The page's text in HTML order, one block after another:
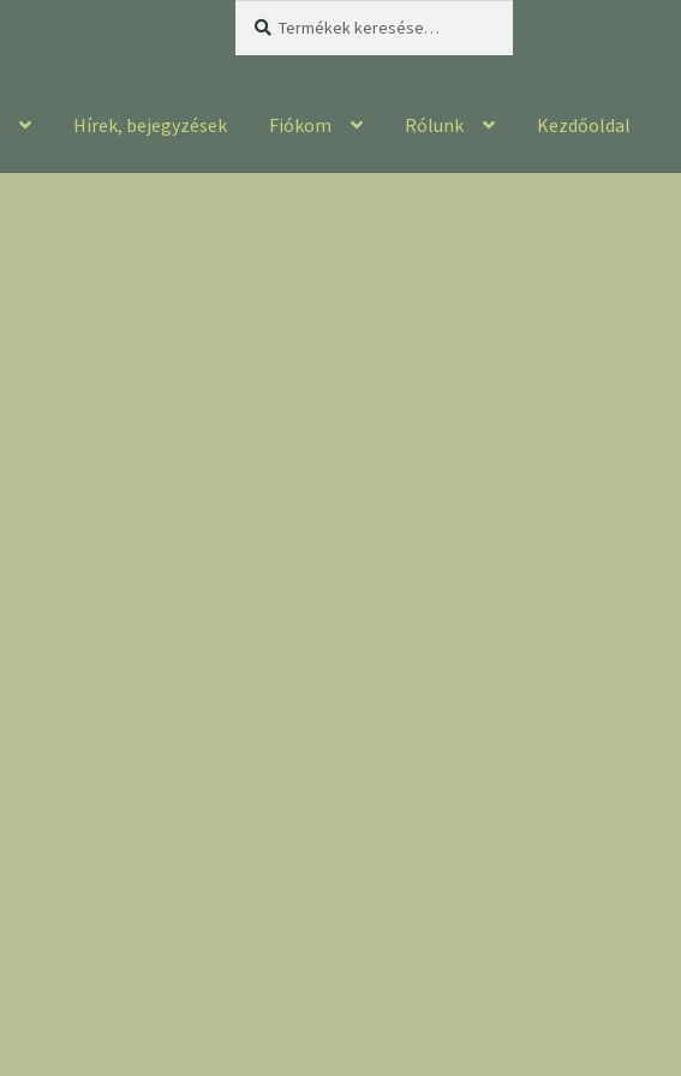
Hírek, bejegyzések Fiókom Rólunk Kezdőoldal